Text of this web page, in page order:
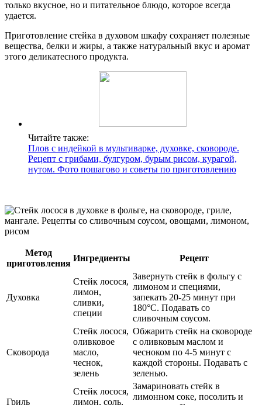
только вкусное, но и питательное блюдо, которое всегда
удается.
Приготовление стейка в духовом шкафу сохраняет полезные
вещества, белки и жиры, а также натуральный вкус и аромат
этого деликатесного продукта.
Читайте также:
Плов с индейкой в мультиварке, духовке, сковороде.
Рецепт с грибами, булгуром, бурым рисом, курагой,
нутом. Фото пошагово и советы по приготовлению
Метод
приготовления
Ингредиенты Рецепт
Духовка
Стейк лосося,
лимон,
сливки,
специи
Завернуть стейк в фольгу с
лимоном и специями,
запекать 20-25 минут при
180°C. Подавать со
сливочным соусом.
Сковорода
Стейк лосося,
оливковое
масло,
чеснок,
зелень
Обжарить стейк на сковороде
с оливковым маслом и
чесноком по 4-5 минут с
каждой стороны. Подавать с
зеленью.
Гриль
Стейк лосося,
лимон, соль,
Замариновать стейк в
лимонном соке, посолить и